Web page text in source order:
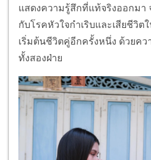
แสดงความรู้สึกที่แท้จริงออกมา
กับโรคหัวใจกำเริบและเสียชีวิ
เริ่มต้นชีวิตคู่อีกครั้งหนึ่ง ด้วยค
ทั้งสองฝ่าย